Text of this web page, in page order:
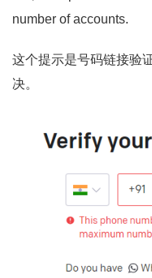
number of accounts.
这个提示是号码链接验
决。